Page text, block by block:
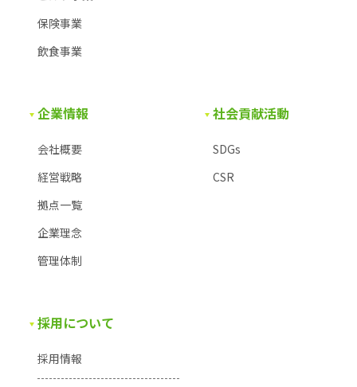
保険事業
飲食事業
企業情報
会社概要
経営戦略
拠点一覧
企業理念
管理体制
社会貢献活動
SDGs
CSR
採用について
採用情報